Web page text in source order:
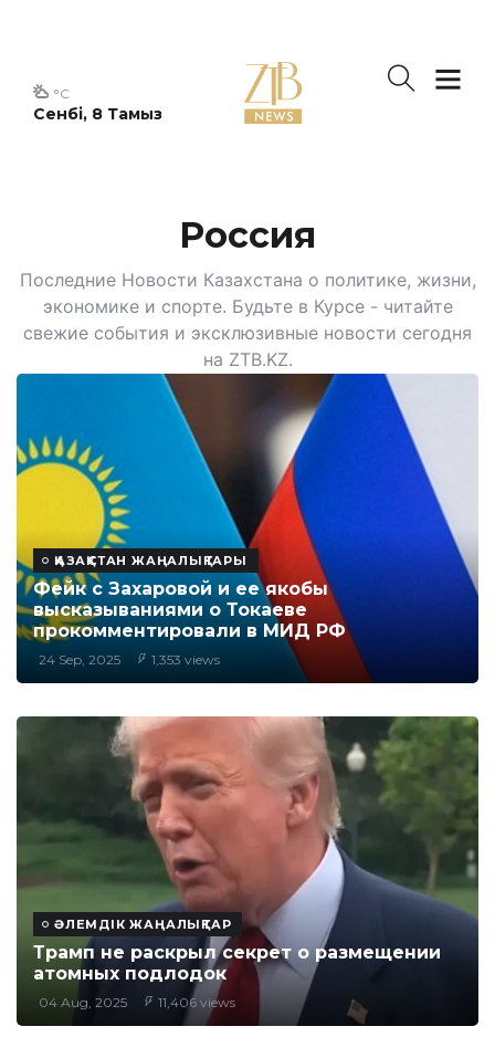
Сенбі, 8 Тамыз
°C
Россия
Последние Новости Казахстана о политике, жизни,
экономике и спорте. Будьте в Курсе - читайте
свежие события и эксклюзивные новости сегодня
на ZTB.KZ.
ҚАЗАҚСТАН ЖАҢАЛЫҚТАРЫ
Фейк с Захаровой и ее якобы
высказываниями о Токаеве
прокомментировали в МИД РФ
24 Sep, 2025 1,353 views
ӘЛЕМДІК ЖАҢАЛЫҚТАР
Трамп не раскрыл секрет о размещении
атомных подлодок
04 Aug, 2025 11,406 views